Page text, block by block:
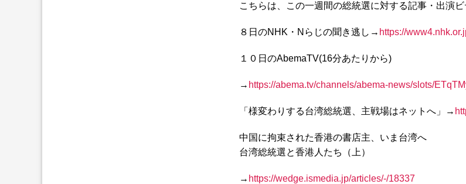
こちらは、この一週間の総統選に対する記事・出演ビ
８日のNHK・Nらじの聞き逃し→ https://
１０日のAbemaTV(16分あたりから)
→ https://abema.tv/channels/abema-news/slots/
「様変わりする台湾総統選、主戦場はネットへ」→
中国に拘束された香港の書店主、いま台湾へ
台湾総統選と香港人たち（上）
→ https://wedge.ismedia.jp/articles/-/18337